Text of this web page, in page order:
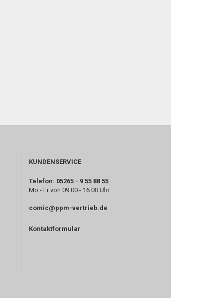
KUNDENSERVICE
Telefon: 05265 - 9 55 88 55
Mo - Fr von 09:00 - 16:00 Uhr
comic@ppm-vertrieb.de
Kontaktformular